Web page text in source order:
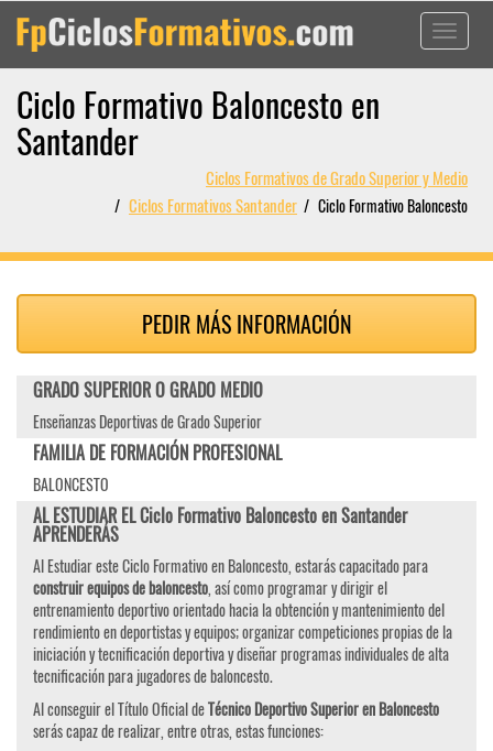
Toggle
Ciclo Formativo Baloncesto en
Santander
Ciclos Formativos de Grado Superior y Medio
Ciclos Formativos Santander
Ciclo Formativo Baloncesto
PEDIR MÁS INFORMACIÓN
GRADO SUPERIOR O GRADO MEDIO
Enseñanzas Deportivas de Grado Superior
FAMILIA DE FORMACIÓN PROFESIONAL
BALONCESTO
AL ESTUDIAR EL Ciclo Formativo Baloncesto en Santander
APRENDERÁS
Al Estudiar este Ciclo Formativo en Baloncesto, estarás capacitado para
construir equipos de baloncesto, así como programar y dirigir el
entrenamiento deportivo orientado hacia la obtención y mantenimiento del
rendimiento en deportistas y equipos; organizar competiciones propias de la
iniciación y tecnificación deportiva y diseñar programas individuales de alta
tecnificación para jugadores de baloncesto.
Al conseguir el Título Oficial deTécnico Deportivo Superior en Baloncesto
serás capaz de realizar, entre otras, estas funciones: